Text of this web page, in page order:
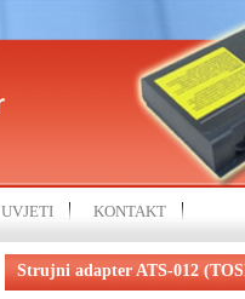
UVJETI KONTAKT
Strujni adapter ATS-012